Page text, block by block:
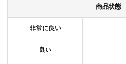
商品状態
非常に良い
良い